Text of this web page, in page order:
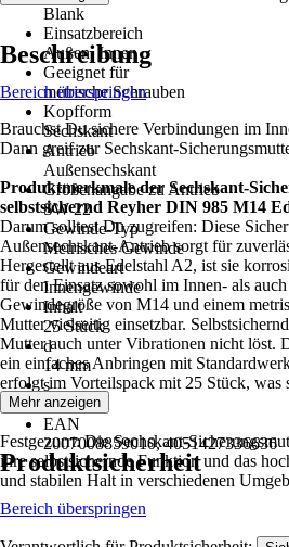
Blank
Einsatzbereich
Außen, Innen
Geeignet für
metrische Schrauben
Kopfform
Sechskant
Antrieb
Außensechskant
Größenangabe zu Antrieb
SW 22
Gewinde-Typ
Metrisches Gewinde
Gewindeart
Innengewinde
Inhalt
25 Stück
d
14 mm
s
22 mm
EAN
2007008859010, 4051427336636
Beschreibung
Bereich überspringen
Brauchst Du sichere Verbindungen im
Dann greif zur Sechskant-
Produktmerkmale der Sechskant-
selbstsichernd Reyher DIN 985 M14
Darum solltest Du zugreifen: Diese
Außensechskant-Antrieb sorgt für
Hergestellt aus Edelstahl A2, ist sie
für den Einsatz sowohl im Innen- als
Gewindegröße von M14 und einem
Mutter vielseitig einsetzbar.
Mutter auch unter Vibrationen nicht löst.
ein einfaches Anbringen mit
erfolgt im Vorteilspack mit 25 Stück, was
macht.
Festgezurrt: Die Sechskant-
ihre selbstsichernde Funktion und das
und stabilen Halt in verschiedenen
Mehr anzeigen
Produktsicherheit
Bereich überspringen